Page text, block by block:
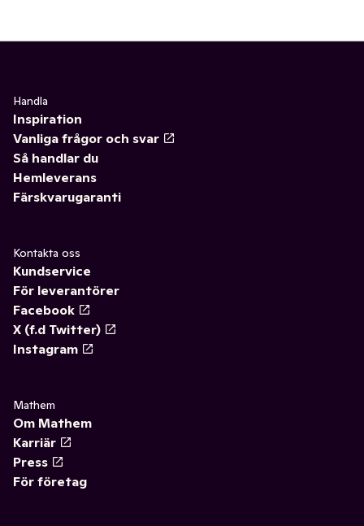
Handla
Inspiration
Vanliga frågor och svar
Så handlar du
Hemleverans
Färskvarugaranti
Kontakta oss
Kundservice
För leverantörer
Facebook
X (f.d Twitter)
Instagram
Mathem
Om Mathem
Karriär
Press
För företag